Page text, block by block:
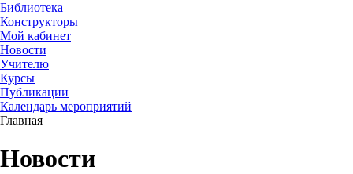
Библиотека
Конструкторы
Мой кабинет
Новости
Учителю
Курсы
Публикации
Календарь мероприятий
Главная
Новости